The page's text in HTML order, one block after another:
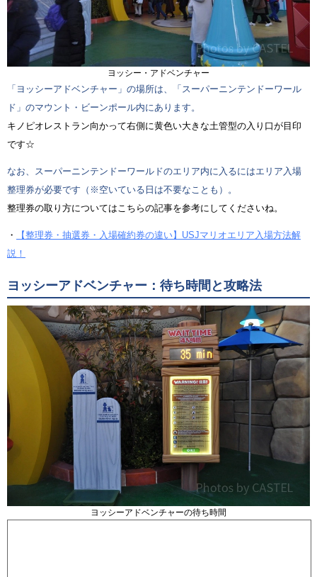
ヨッシー・アドベンチャー
「ヨッシーアドベンチャー」の場所は、「スーパーニンテンドーワール
ド」のマウント・ビーンポール内にあります。
キノピオレストラン向かって右側に黄色い大きな土管型の入り口が目印
です☆
なお、スーパーニンテンドーワールドのエリア内に入るにはエリア入場
整理券が必要です（※空いている日は不要なことも）。
整理券の取り方についてはこちらの記事を参考にしてくださいね。
・
【整理券・抽選券・入場確約券の違い】USJマリオエリア入場方法解
説！
ヨッシーアドベンチャー：待ち時間と攻略法
ヨッシーアドベンチャーの待ち時間